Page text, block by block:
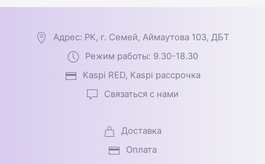
Адрес: РК, г. Семей, Аймаутова 103, ДБТ
Режим работы: 9.30-18.30
Kaspi RED, Kaspi рассрочка
Связаться с нами
Доставка
Оплата